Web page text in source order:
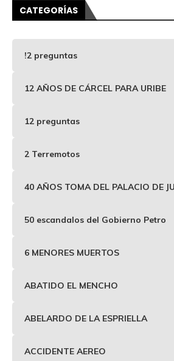
CATEGORÍAS
!2 preguntas
12 AÑOS DE CÁRCEL PARA URIBE
12 preguntas
2 Terremotos
40 AÑOS TOMA DEL PALACIO DE
50 escandalos del Gobierno Petro
6 MENORES MUERTOS
ABATIDO EL MENCHO
ABELARDO DE LA ESPRIELLA
ACCIDENTE AEREO